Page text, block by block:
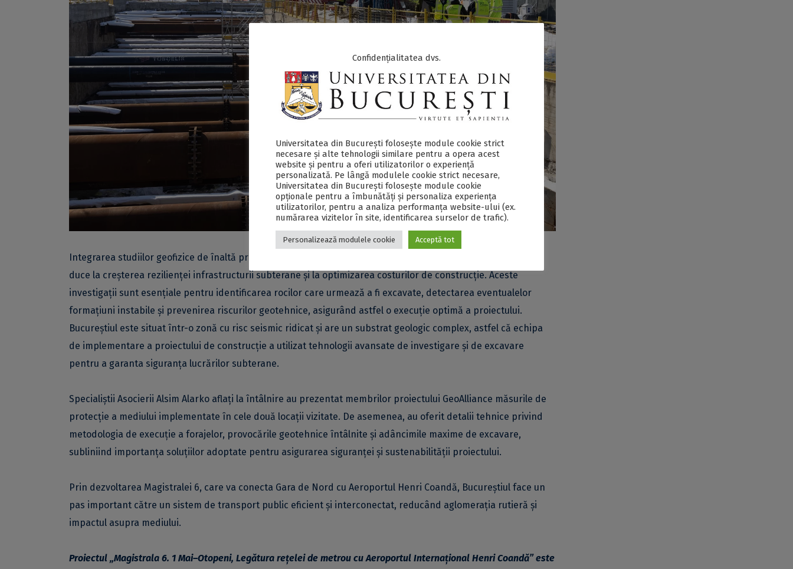
Integrarea studiilor geofizice de înaltă precizie în planificarea și execuția lucrărilor de infrastructură poate
duce la creșterea rezilienței infrastructurii subterane și la optimizarea costurilor de construcție. Aceste
investigații sunt esențiale pentru identificarea rocilor care urmează a fi excavate, detectarea eventualelor
formațiuni instabile și prevenirea riscurilor geotehnice, asigurând astfel o execuție optimă a proiectului.
Bucureștiul este situat într-o zonă cu risc seismic ridicat și are un substrat geologic complex, astfel că echipa
de implementare a proiectului de construcție a utilizat tehnologii avansate de investigare și de excavare
pentru a garanta siguranța lucrărilor subterane.
Specialiștii Asocierii Alsim Alarko aflați la întâlnire au prezentat membrilor proiectului GeoAlliance măsurile de
protecție a mediului implementate în cele două locații vizitate. De asemenea, au oferit detalii tehnice privind
metodologia de execuție a forajelor, provocările geotehnice întâlnite și adâncimile maxime de excavare,
subliniind importanța soluțiilor adoptate pentru asigurarea siguranței și sustenabilității proiectului.
Prin dezvoltarea Magistralei 6, care va conecta Gara de Nord cu Aeroportul Henri Coandă, Bucureștiul face un
pas important către un sistem de transport public eficient și interconectat, reducând aglomerația rutieră și
impactul asupra mediului.
Proiectul „Magistrala 6. 1 Mai–Otopeni, Legătura rețelei de metrou cu Aeroportul Internațional Henri Coandă”este
Confidențialitatea dvs.
Universitatea din București folosește module cookie strict
necesare și alte tehnologii similare pentru a opera acest
website și pentru a oferi utilizatorilor o experiență
personalizată. Pe lângă modulele cookie strict necesare,
Universitatea din București folosește module cookie
opționale pentru a îmbunătăți și personaliza experiența
utilizatorilor, pentru a analiza performanța website-ului (ex.
numărarea vizitelor în site, identificarea surselor de trafic).
Personalizează modulele cookie Acceptă tot